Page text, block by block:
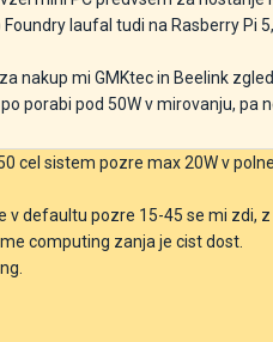
Foundry laufal tudi na Rasberry Pi
nakup mi GMKtec in Beelink
porabi pod 50W v mirovanju, pa
cel sistem pozre max 20W v
v defaultu pozre 15-45 se mi zdi,
computing zanja je cist dost.